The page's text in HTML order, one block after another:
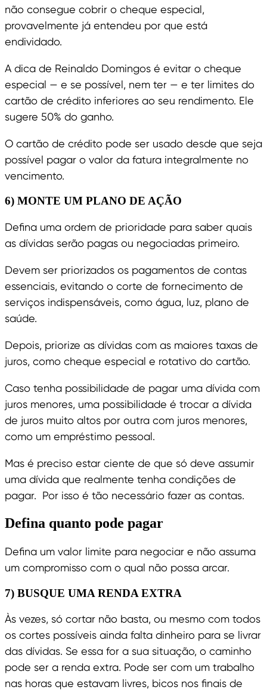
não consegue cobrir o cheque especial,
provavelmente já entendeu por que está
endividado.
A dica de Reinaldo Domingos é evitar o cheque
especial — e se possível, nem ter — e ter limites do
cartão de crédito inferiores ao seu rendimento. Ele
sugere 50% do ganho.
O cartão de crédito pode ser usado desde que seja
possível pagar o valor da fatura integralmente no
vencimento.
6) MONTE UM PLANO DE AÇÃO
Defina uma ordem de prioridade para saber quais
as dívidas serão pagas ou negociadas primeiro.
Devem ser priorizados os pagamentos de contas
essenciais, evitando o corte de fornecimento de
serviços indispensáveis, como água, luz, plano de
saúde.
Depois, priorize as dívidas com as maiores taxas de
juros, como cheque especial e rotativo do cartão.
Caso tenha possibilidade de pagar uma dívida com
juros menores, uma possibilidade é trocar a dívida
de juros muito altos por outra com juros menores,
como um empréstimo pessoal.
Mas é preciso estar ciente de que só deve assumir
uma dívida que realmente tenha condições de
pagar. Por isso é tão necessário fazer as contas.
Defina quanto pode pagar
Defina um valor limite para negociar e não assuma
um compromisso com o qual não possa arcar.
7) BUSQUE UMA RENDA EXTRA
Às vezes, só cortar não basta, ou mesmo com todos
os cortes possíveis ainda falta dinheiro para se livrar
das dívidas. Se essa for a sua situação, o caminho
pode ser a renda extra. Pode ser com um trabalho
nas horas que estavam livres, bicos nos finais de